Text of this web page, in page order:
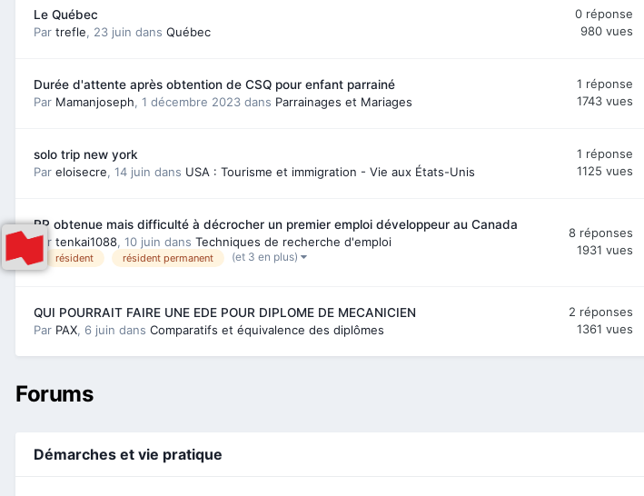
Le Québec
Par trefle, 23 juin dans Québec
0 réponse
980 vues
Durée d'attente après obtention de CSQ pour enfant parrainé
Par Mamanjoseph, 1 décembre 2023 dans Parrainages et Mariages
1 réponse
1743 vues
solo trip new york
Par eloisecre, 14 juin dans USA : Tourisme et immigration - Vie aux États-Unis
1 réponse
1125 vues
RP obtenue mais difficulté à décrocher un premier emploi développeur au Canada
Par tenkai1088, 10 juin dans Techniques de recherche d'emploi
résident résident permanent (et 3 en plus)
8 réponses
1931 vues
QUI POURRAIT FAIRE UNE EDE POUR DIPLOME DE MECANICIEN
Par PAX, 6 juin dans Comparatifs et équivalence des diplômes
2 réponses
1361 vues
Forums
Démarches et vie pratique